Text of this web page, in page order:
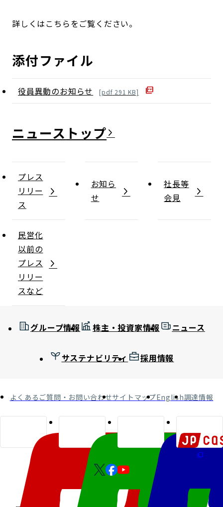
詳しくはこちらをご覧ください。
添付ファイル
役員異動のお知らせ [pdf 291 KB]
ニュース
プレス
リリー
ス
お知ら
せ
社長等
会見
民営化
以前の
プレス
リリー
スなど
グループ情報 株主・投資家情報 ニュース
サステナビリティ 採用情報
よくあるご質問・お問い合わせサイトマップEnglish調達情報